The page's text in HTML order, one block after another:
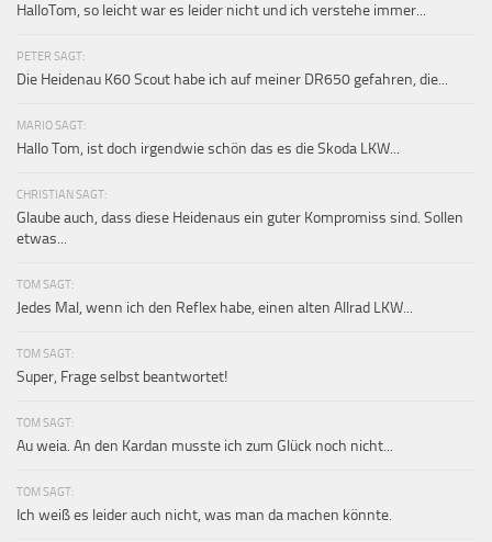
HalloTom, so leicht war es leider nicht und ich verstehe immer...
PETER SAGT:
Die Heidenau K60 Scout habe ich auf meiner DR650 gefahren, die...
MARIO SAGT:
Hallo Tom, ist doch irgendwie schön das es die Skoda LKW...
CHRISTIAN SAGT:
Glaube auch, dass diese Heidenaus ein guter Kompromiss sind. Sollen
etwas...
TOM SAGT:
Jedes Mal, wenn ich den Reflex habe, einen alten Allrad LKW...
TOM SAGT:
Super, Frage selbst beantwortet!
TOM SAGT:
Au weia. An den Kardan musste ich zum Glück noch nicht...
TOM SAGT:
Ich weiß es leider auch nicht, was man da machen könnte.